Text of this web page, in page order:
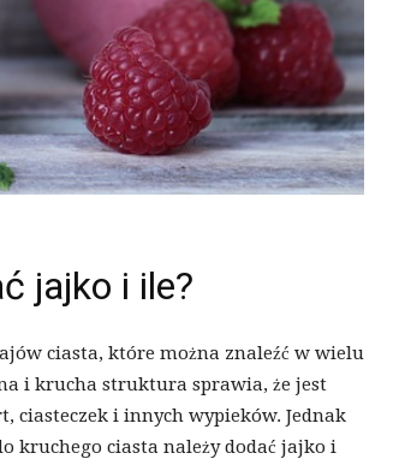
jajko i ile?
ciasta, które można znaleźć w wielu
i krucha struktura sprawia, że jest
ciasteczek i innych wypieków. Jednak
kruchego ciasta należy dodać jajko i